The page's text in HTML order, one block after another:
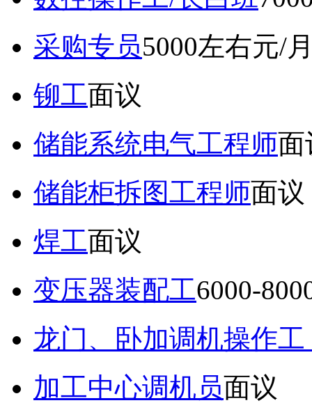
采购专员5000左右元/
铆工面议
储能系统电气工程师面
储能柜拆图工程师面议
焊工面议
变压器装配工6000-
龙门、卧加调机操作
加工中心调机员面议